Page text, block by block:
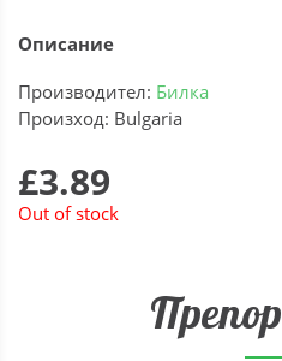
Описание
Производител: Билка
Произход: Bulgaria
£3.89
Out of stock